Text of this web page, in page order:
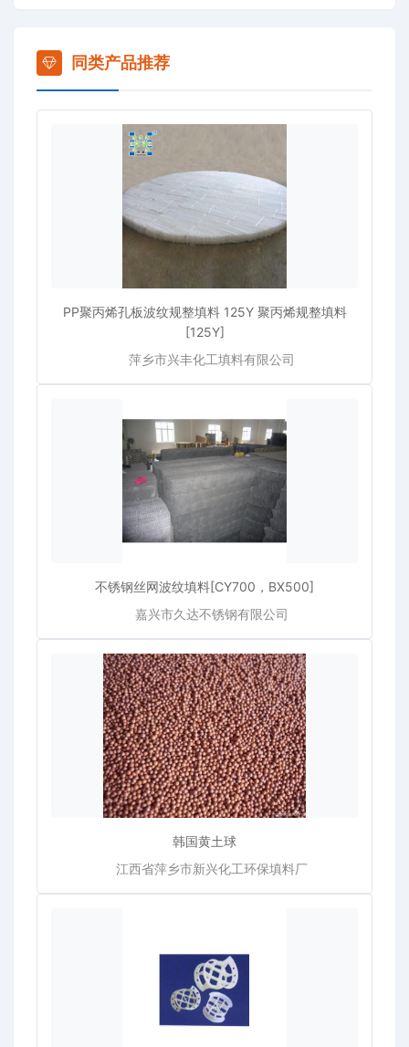
同类产品推荐
PP聚丙烯孔板波纹规整填料 125Y 聚丙烯规整填料
[125Y]
萍乡市兴丰化工填料有限公司
不锈钢丝网波纹填料[CY700，BX500]
嘉兴市久达不锈钢有限公司
韩国黄土球
江西省萍乡市新兴化工环保填料厂